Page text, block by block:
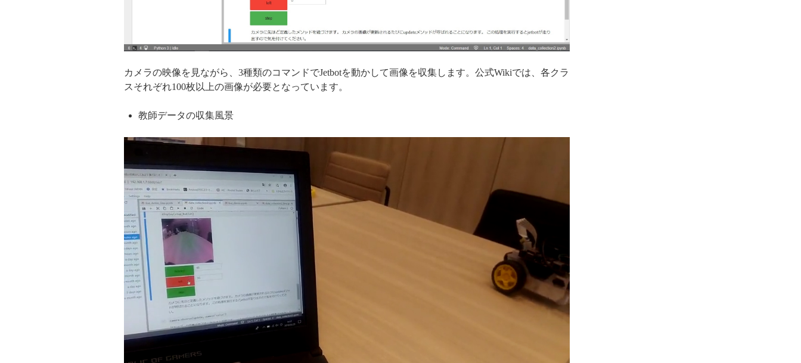
カメラの映像を見ながら、3種類のコマンドでJetbotを動かして画像を収集します。公式Wikiでは、各クラ
スそれぞれ100枚以上の画像が必要となっています。
教師データの収集風景